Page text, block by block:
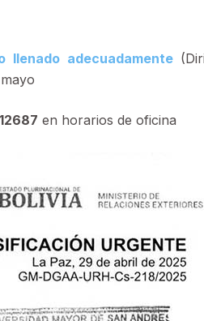
adecuadamente
en horarios de oficina